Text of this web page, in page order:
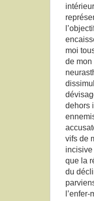
moi
de mon
dehors
vifs de
incisive
que la
du